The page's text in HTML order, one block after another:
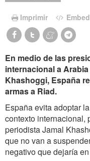
Imprimir Embed
En medio de las
internacional a
Khashoggi, España
armas a Riad.
España evita adoptar
contexto internacional,
periodista Jamal
que no van a
negativo que dejaría